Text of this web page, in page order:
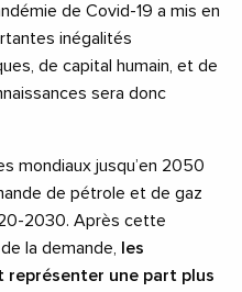
de Covid-19 a mis en
inégalités
de capital humain, et de
sera donc
mondiaux jusqu’en 2050
de pétrole et de gaz
2030. Après cette
la demande,
les
représenter une part plus